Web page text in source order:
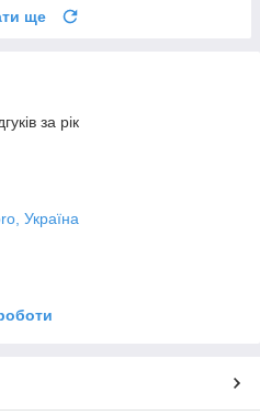
ще
за рік
Україна